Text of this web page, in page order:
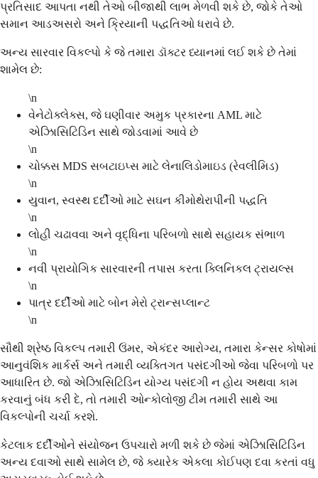
પ્રતિસાદ આપતા નથી તેઓ બીજાથી લાભ મેળવી શકે છે, જોકે તેઓ
સમાન આડઅસરો અને ક્રિયાની પદ્ધતિઓ ધરાવે છે.
અન્ય સારવાર વિકલ્પો કે જે તમારા ડૉક્ટર ધ્યાનમાં લઈ શકે છે તેમાં
શામેલ છે:
\n
વેનેટોક્લેક્સ, જે ઘણીવાર અમુક પ્રકારના AML માટે
એઝાિસિટિડિન સાથે જોડવામાં આવે છે
\n
ચોક્કસ MDS સબટાઇપ્સ માટે લેનાલિડોમાઇડ (રેવલીમિડ)
\n
યુવાન, સ્વસ્થ દર્દીઓ માટે સઘન કીમોથેરાપીની પદ્ધતિ
\n
લોહી ચઢાવવા અને વૃદ્ધિના પરિબળો સાથે સહાયક સંભાળ
\n
નવી પ્રાયોગિક સારવારની તપાસ કરતા ક્લિનિકલ ટ્રાયલ્સ
\n
પાત્ર દર્દીઓ માટે બોન મેરો ટ્રાન્સપ્લાન્ટ
\n
સૌથી શ્રેષ્ઠ વિકલ્પ તમારી ઉંમર, એકંદર આરોગ્ય, તમારા કેન્સર કોષોમાં
આનુવંશિક માર્કર્સ અને તમારી વ્યક્તિગત પસંદગીઓ જેવા પરિબળો પર
આધારિત છે. જો એઝાિસિટિડિન યોગ્ય પસંદગી ન હોય અથવા કામ
કરવાનું બંધ કરી દે, તો તમારી ઓન્કોલોજી ટીમ તમારી સાથે આ
વિકલ્પોની ચર્ચા કરશે.
કેટલાક દર્દીઓને સંયોજન ઉપચારો મળી શકે છે જેમાં એઝાિસિટિડિન
અન્ય દવાઓ સાથે સામેલ છે, જે ક્યારેક એકલા કોઈપણ દવા કરતાં વધુ